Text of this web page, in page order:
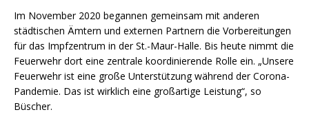
Im November 2020 begannen gemeinsam mit anderen
städtischen Ämtern und externen Partnern die Vorbereitungen
für das Impfzentrum in der St.-Maur-Halle. Bis heute nimmt die
Feuerwehr dort eine zentrale koordinierende Rolle ein. „Unsere
Feuerwehr ist eine große Unterstützung während der Corona-
Pandemie. Das ist wirklich eine großartige Leistung“, so
Büscher.